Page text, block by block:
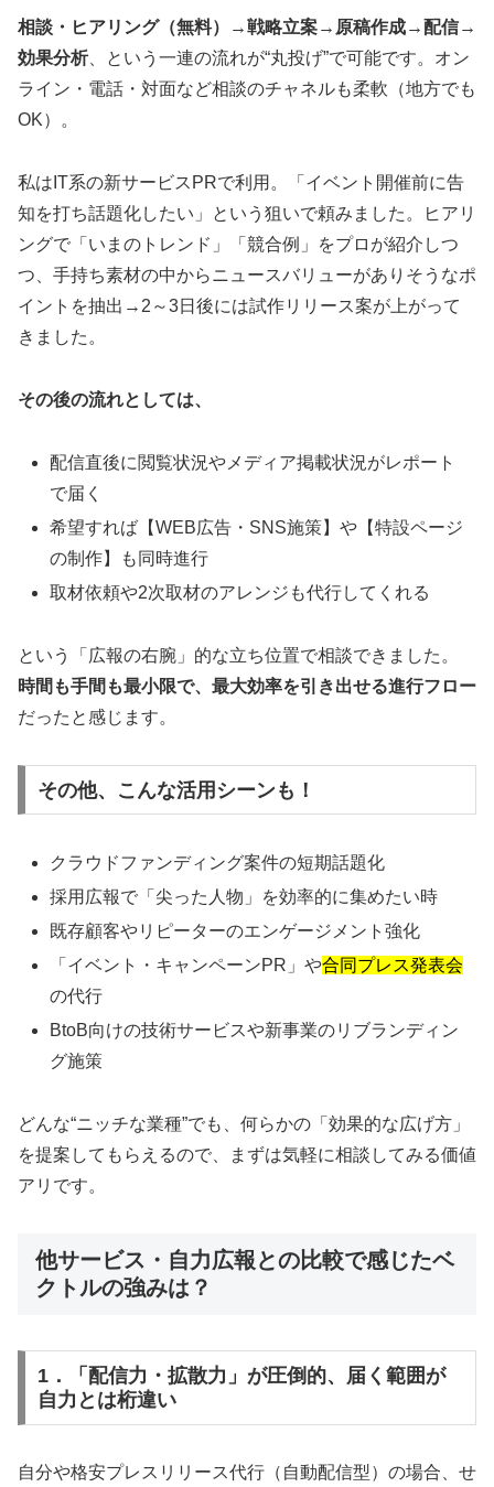
相談・ヒアリング（無料）→戦略立案→原稿作成→配信→
効果分析、という一連の流れが“丸投げ”で可能です。オン
ライン・電話・対面など相談のチャネルも柔軟（地方でも
OK）。
私はIT系の新サービスPRで利用。「イベント開催前に告
知を打ち話題化したい」という狙いで頼みました。ヒアリ
ングで「いまのトレンド」「競合例」をプロが紹介しつ
つ、手持ち素材の中からニュースバリューがありそうなポ
イントを抽出→2～3日後には試作リリース案が上がって
きました。
その後の流れとしては、
配信直後に閲覧状況やメディア掲載状況がレポート
で届く
希望すれば【WEB広告・SNS施策】や【特設ページ
の制作】も同時進行
取材依頼や2次取材のアレンジも代行してくれる
という「広報の右腕」的な立ち位置で相談できました。
時間も手間も最小限で、最大効率を引き出せる進行フロー
だったと感じます。
その他、こんな活用シーンも！
クラウドファンディング案件の短期話題化
採用広報で「尖った人物」を効率的に集めたい時
既存顧客やリピーターのエンゲージメント強化
「イベント・キャンペーンPR」や合同プレス発表会
の代行
BtoB向けの技術サービスや新事業のリブランディン
グ施策
どんな“ニッチな業種”でも、何らかの「効果的な広げ方」
を提案してもらえるので、まずは気軽に相談してみる価値
アリです。
他サービス・自力広報との比較で感じたベ
クトルの強みは？
1．「配信力・拡散力」が圧倒的、届く範囲が
自力とは桁違い
自分や格安プレスリリース代行（自動配信型）の場合、せ